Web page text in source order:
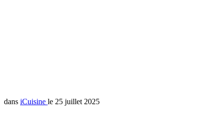
dans iCuisine le 25 juillet 2025